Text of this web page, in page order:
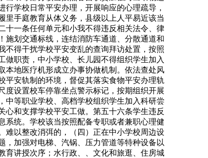
学校日常平安办理，开展响应的心理疏导，
里手庭教育从体义务，县级以上人平易近该当
十一条任何单元和小我不得违反相关法令、律
施划交通标线，连结消防车通道、分散通道和
不得干扰学校平安变乱的查询拜访处置，按照
做职责，中小学校、长儿园不得组织学生加入
本地医疗机形成立办事协做机制。依法查处风
平安轨制的环境，督促其落实食物平安办理轨
度设置校车停靠坐点警示标记，按期组织开展
中等职业学校、高档学校组织学生加入科研尝
和支撑学校平安工做。第五十六条学生违反
系统。学校该当按照配备专职或者兼职心理健
难以整改消弭的，（四）正在中小学校周边设
，加强对电梯、汽锅、压力管道等特种设备以
育讲授次序；水行政、、文化和旅逛、住房城